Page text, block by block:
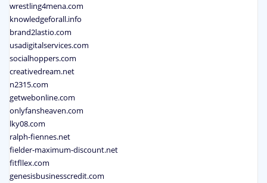
wrestling4mena.com
knowledgeforall.info
brand2lastio.com
usadigitalservices.com
socialhoppers.com
creativedream.net
n2315.com
getwebonline.com
onlyfansheaven.com
lky08.com
ralph-fiennes.net
fielder-maximum-discount.net
fitfllex.com
genesisbusinesscredit.com